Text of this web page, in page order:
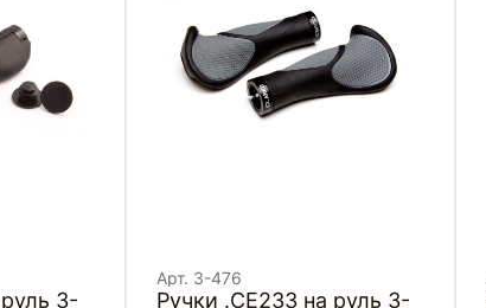
3-
Арт. 3-476
Ручки .CE233 на руль 3-